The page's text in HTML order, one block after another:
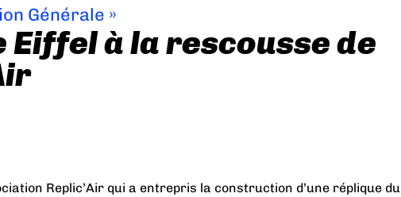
Générale »
Eiffel à la rescousse de
Replic’Air qui a entrepris la construction d’une réplique du